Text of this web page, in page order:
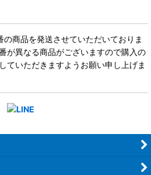
商品を発送させていただいておりま
が異なる商品がございますので購入の
ていただきますようお願い申し上げま